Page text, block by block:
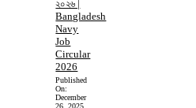
২০২৬ |
Bangladesh
Navy
Job
Circular
2026
Published
On:
December
26, 2025